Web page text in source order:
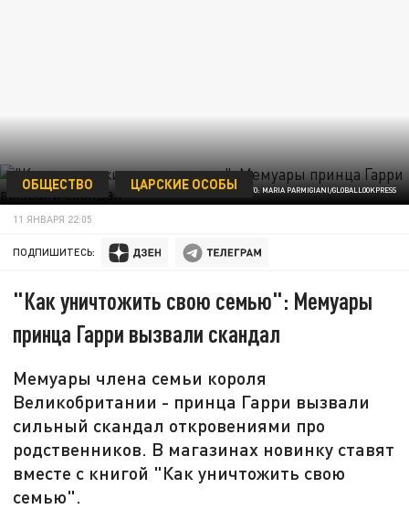
ФОТО: MARIA PARMIGIANI/GLOBALLOOKPRESS
ОБЩЕСТВО ЦАРСКИЕ ОСОБЫ
11 ЯНВАРЯ 22:05
ПОДПИШИТЕСЬ:
"Как уничтожить свою семью": Мемуары
принца Гарри вызвали скандал
Мемуары члена семьи короля
Великобритании - принца Гарри вызвали
сильный скандал откровениями про
родственников. В магазинах новинку ставят
вместе с книгой "Как уничтожить свою
семью".